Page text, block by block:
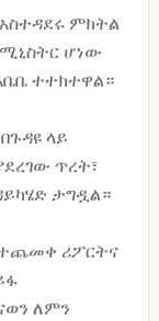
ምክትል
ሚኒስትር ሆነው
ተተክተዋል።
ላይ
ጥረት፣
ታግዷል።
ሪፖርትና
ለምን